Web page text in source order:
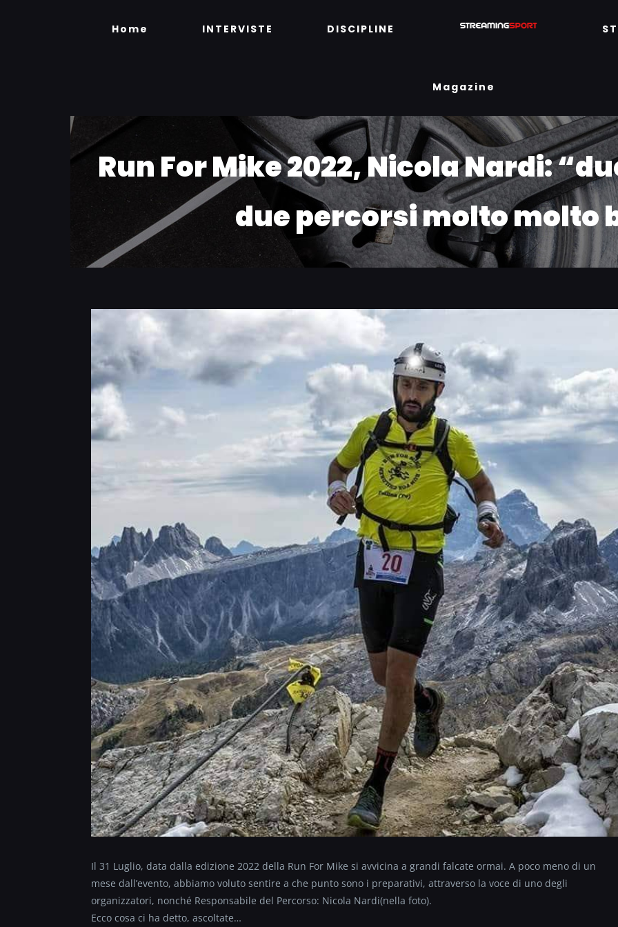
Home INTERVISTE DISCIPLINE
Magazine
Run For Mike 2022, Nicola Nardi:
due percorsi molto molto
Il 31 Luglio, data dalla edizione 2022 della Run For Mike si avvicina a grandi falcate ormai. A poco meno di un
mese dall’evento, abbiamo voluto sentire a che punto sono i preparativi, attraverso la voce di uno degli
organizzatori, nonché Responsabile del Percorso: Nicola Nardi(nella foto).
Ecco cosa ci ha detto, ascoltate…